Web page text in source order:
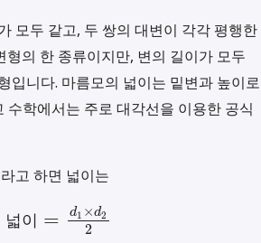
모두 같고, 두 쌍의 대변이 각각 평행한
형의 한 종류이지만, 변의 길이가 모두
입니다. 마름모의 넓이는 밑변과 높이로
수학에서는 주로 대각선을 이용한 공식
라고 하면 넓이는
넓 이 = d1 ×d2
2